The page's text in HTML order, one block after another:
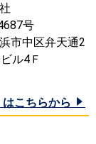
号
市中区弁天通2
ル4Ｆ
こちらから